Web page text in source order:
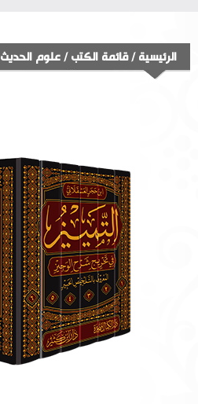
الرئيسية /قائمة الكتب/ علوم الحديث